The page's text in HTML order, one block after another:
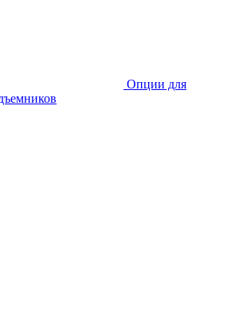
Опции для